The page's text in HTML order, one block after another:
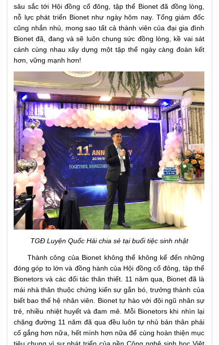
sâu sắc tới Hội đồng cổ đông, tập thể Bionet đã đồng lòng,
nỗ lực phát triển Bionet như ngày hôm nay. Tổng giám đốc
cũng nhắn nhủ, mong sao tất cả thành viên của đại gia đình
Bionet đã, đang và sẽ luôn chung sức đồng lòng, kề vai sát
cánh cùng nhau xây dựng một tập thể ngày càng đoàn kết
hơn, vững mạnh hơn!
TGĐ Luyện Quốc Hải chia sẻ tại buổi tiệc sinh nhật
Thành công của Bionet không thể không kể đến những
đóng góp to lớn và đồng hành của Hội đồng cổ đông, tập thể
Bionetors và các đối tác thân thiết. 11 năm qua, Bionet đã là
mái nhà thân thuộc chứng kiến sự gắn bó, trưởng thành của
biết bao thế hệ nhân viên. Bionet tự hào với đội ngũ nhân sự
trẻ, nhiều nhiệt huyết và đam mê. Mỗi Bionetors khi nhìn lại
chặng đường 11 năm đã qua đều luôn tự nhủ bản thân phải
cố gắng hơn nữa, hết mình hơn nữa để cùng hoàn thiện mục